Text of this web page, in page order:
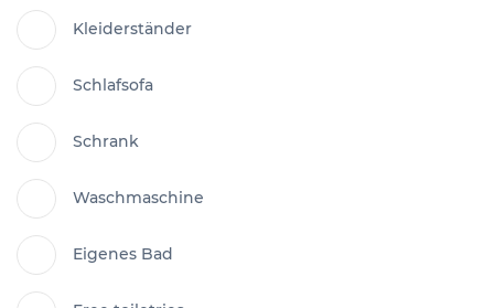
Kleiderständer
Schlafsofa
Schrank
Waschmaschine
Eigenes Bad